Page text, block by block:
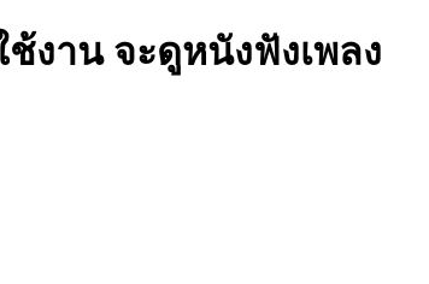
งาน จะดูหนังฟังเพลง